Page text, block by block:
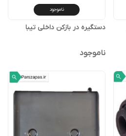
ناموجود
دستگیره در بازکن داخلی تیبا
ناموجود